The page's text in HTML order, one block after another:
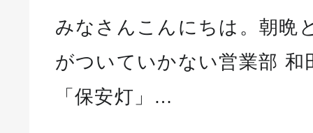
みなさんこんにちは。朝晩
がついていかない営業部 和
「保安灯」…